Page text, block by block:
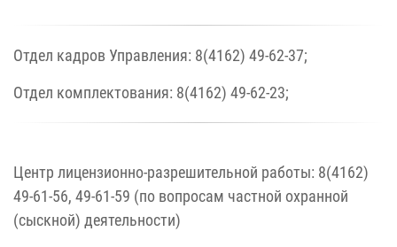
Отдел кадров Управления: 8(4162) 49-62-37;
Отдел комплектования: 8(4162) 49-62-23;
Центр лицензионно-разрешительной работы: 8(4162)
49-61-56, 49-61-59 (по вопросам частной охранной
(сыскной) деятельности)